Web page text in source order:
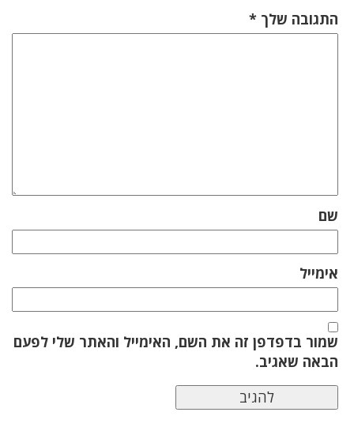
התגובה שלך *
שם
אימייל
שמור בדפדפן זה את השם, האימייל והאתר שלי לפעם
הבאה שאגיב.